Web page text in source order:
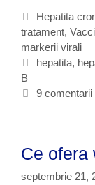
C
a
t
e
o
Hepatita
tratament,
markerii virali
E
i
t
hepatita,
B
9 comentarii
Ce ofera
septembrie 21,